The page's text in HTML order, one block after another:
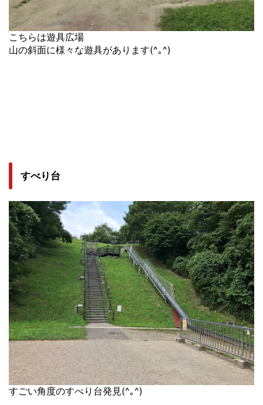
こちらは遊具広場
山の斜面に様々な遊具があります(^｡^)
すべり台
すごい角度のすべり台発見(^｡^)